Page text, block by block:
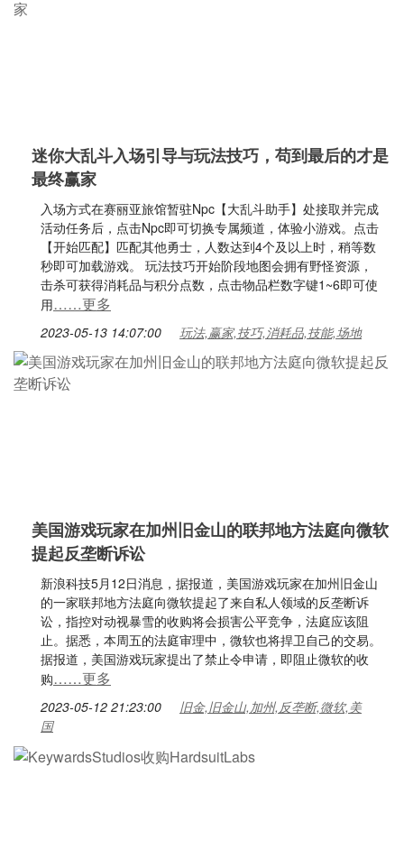
迷你大乱斗入场引导与玩法技巧，苟到最后的才是
最终赢家
入场方式在赛丽亚旅馆暂驻Npc【大乱斗助手】处接取并完成
活动任务后，点击Npc即可切换专属频道，体验小游戏。点击
【开始匹配】匹配其他勇士，人数达到4个及以上时，稍等数
秒即可加载游戏。 玩法技巧开始阶段地图会拥有野怪资源，
击杀可获得消耗品与积分点数，点击物品栏数字键1~6即可使
用……更多
2023-05-13 14:07:00 玩法,赢家,技巧,消耗品,技能,场地
美国游戏玩家在加州旧金山的联邦地方法庭向微软
提起反垄断诉讼
新浪科技5月12日消息，据报道，美国游戏玩家在加州旧金山
的一家联邦地方法庭向微软提起了来自私人领域的反垄断诉
讼，指控对动视暴雪的收购将会损害公平竞争，法庭应该阻
止。据悉，本周五的法庭审理中，微软也将捍卫自己的交易。
据报道，美国游戏玩家提出了禁止令申请，即阻止微软的收
购……更多
2023-05-12 21:23:00
旧金,旧金山,加州,反垄断,微软,美
国